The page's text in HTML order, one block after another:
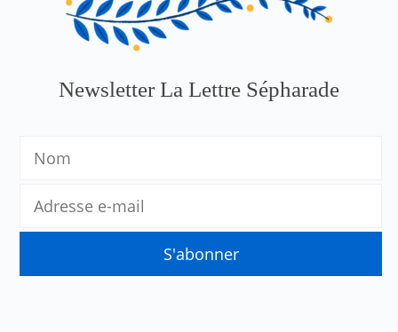
Newsletter La Lettre Sépharade